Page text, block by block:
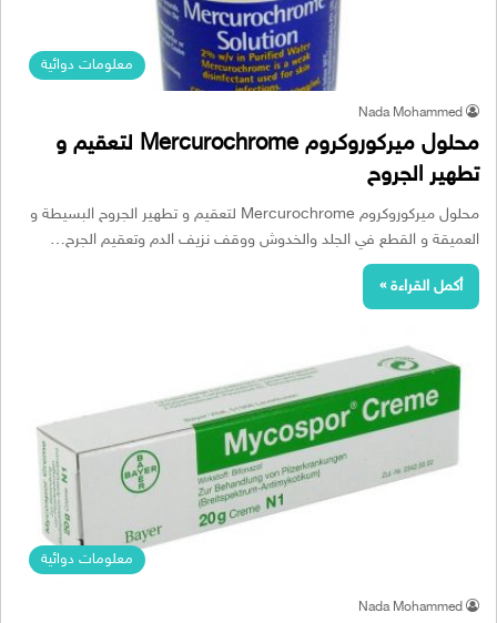
معلومات دوائية
Nada Mohammed
محلول ميركوروكروم Mercurochrome لتعقيم و
تطهير الجروح
محلول ميركوروكروم Mercurochrome لتعقيم و تطهير الجروح البسيطة و
العميقة و القطع في الجلد والخدوش ووقف نزيف الدم وتعقيم الجرح…
أكمل القراءة »
معلومات دوائية
Nada Mohammed